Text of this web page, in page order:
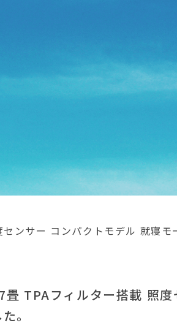
ンサー コンパクトモデル 就寝モ
TPAフィルター搭載 照度
。